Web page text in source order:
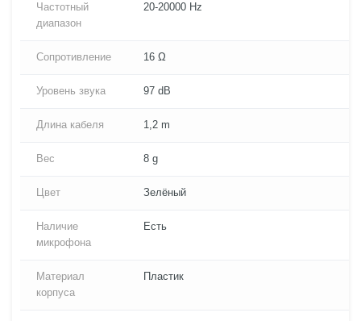
Частотный
диапазон
20-20000 Hz
Сопротивление 16 Ω
Уровень звука 97 dB
Длина кабеля 1,2 m
Вес 8 g
Цвет Зелёный
Наличие
микрофона
Есть
Материал
корпуса
Пластик